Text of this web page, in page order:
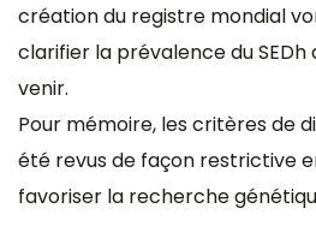
création du registre mondial
clarifier la prévalence du SEDh
venir.
Pour mémoire, les critères de
été revus de façon restrictive
favoriser la recherche